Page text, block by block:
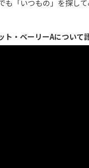
「いつもの」を探して
ト・ベーリーAについて